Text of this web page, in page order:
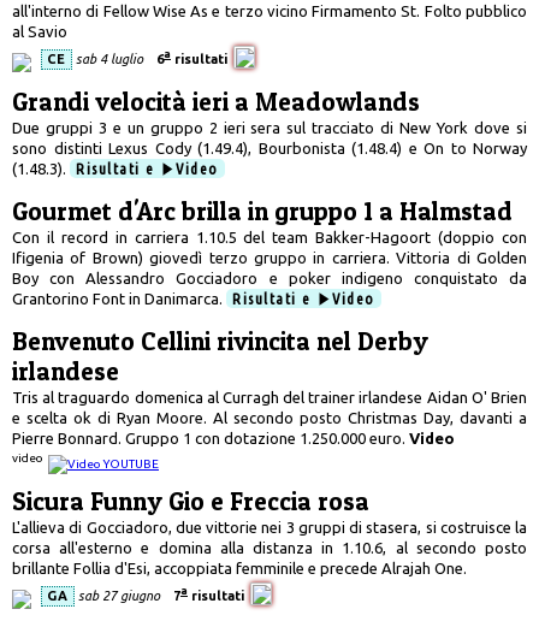
all'interno di Fellow Wise As e terzo vicino Firmamento St. Folto pubblico
al Savio
CE sab 4 luglio 6a risultati
Grandi velocità ieri a Meadowlands
Due gruppi 3 e un gruppo 2 ieri sera sul tracciato di New York dove si
sono distinti Lexus Cody (1.49.4), Bourbonista (1.48.4) e On to Norway
(1.48.3).
Risultati e Video
Gourmet d'Arc brilla in gruppo 1 a Halmstad
Con il record in carriera 1.10.5 del team Bakker-Hagoort (doppio con
Ifigenia of Brown) giovedì terzo gruppo in carriera. Vittoria di Golden
Boy con Alessandro Gocciadoro e poker indigeno conquistato da
Grantorino Font in Danimarca.
Risultati e Video
Benvenuto Cellini rivincita nel Derby
irlandese
Tris al traguardo domenica al Curragh del trainer irlandese Aidan O' Brien
e scelta ok di Ryan Moore. Al secondo posto Christmas Day, davanti a
Pierre Bonnard. Gruppo 1 con dotazione 1.250.000 euro. Video
video
Sicura Funny Gio e Freccia rosa
L'allieva di Gocciadoro, due vittorie nei 3 gruppi di stasera, si costruisce la
corsa all'esterno e domina alla distanza in 1.10.6, al secondo posto
brillante Follia d'Esi, accoppiata femminile e precede Alrajah One.
GA sab 27 giugno 7a risultati